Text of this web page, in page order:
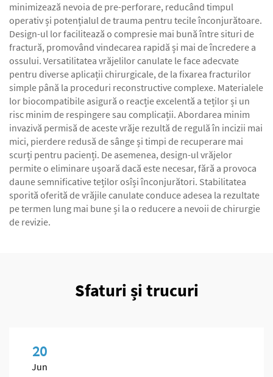
minimizează nevoia de pre-perforare, reducând timpul
operativ și potențialul de trauma pentru tecile înconjurătoare.
Design-ul lor facilitează o compresie mai bună între situri de
fractură, promovând vindecarea rapidă și mai de încredere a
ossului. Versatilitatea vrăjelilor canulate le face adecvate
pentru diverse aplicații chirurgicale, de la fixarea fracturilor
simple până la proceduri reconstructive complexe. Materialele
lor biocompatibile asigură o reacție excelentă a teților și un
risc minim de respingere sau complicații. Abordarea minim
invazivă permisă de aceste vrăje rezultă de regulă în incizii mai
mici, pierdere redusă de sânge și timpi de recuperare mai
scurți pentru pacienți. De asemenea, design-ul vrăjelor
permite o eliminare ușoară dacă este necesar, fără a provoca
daune semnificative teților osîși înconjurători. Stabilitatea
sporită oferită de vrăjile canulate conduce adesea la rezultate
pe termen lung mai bune și la o reducere a nevoii de chirurgie
de revizie.
Sfaturi și trucuri
20
Jun